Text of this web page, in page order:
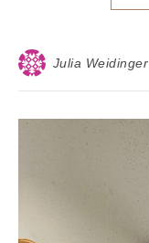
Julia Weidinger